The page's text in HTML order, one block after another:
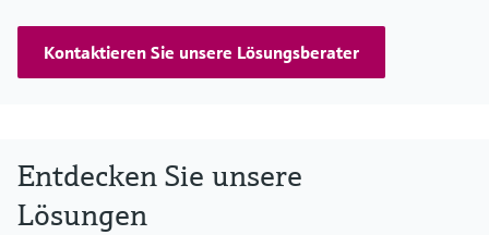
Kontaktieren Sie unsere Lösungsberater
Entdecken Sie unsere
Lösungen